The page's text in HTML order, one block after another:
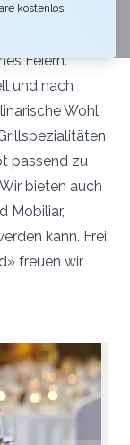
und
Feiern.
und nach
Wohl
passend zu
bieten auch
Mobiliar,
kann. Frei
freuen wir
kostenlos